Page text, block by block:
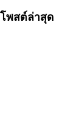
โพสต์ล่าสุด